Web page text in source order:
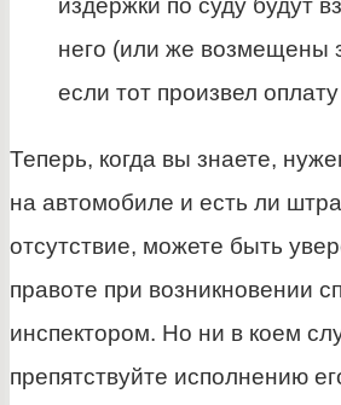
него (или же возмещены
если тот произвел
Теперь, когда вы знаете,
на автомобиле и есть ли
отсутствие, можете быть
правоте при возникновении
инспектором. Но ни в коем
препятствуйте исполнению